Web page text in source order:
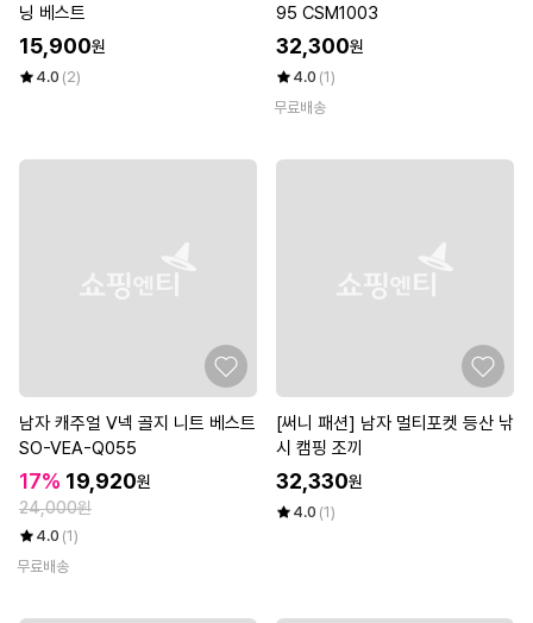
닝 베스트
15,900원
4.0 (2)
95 CSM1003
32,300원
4.0 (1)
무료배송
남자 캐주얼 V넥 골지 니트 베스트
SO-VEA-Q055
17% 19,920원
24,000원
4.0 (1)
무료배송
[써니 패션] 남자 멀티포켓 등산 낚
시 캠핑 조끼
32,330원
4.0 (1)